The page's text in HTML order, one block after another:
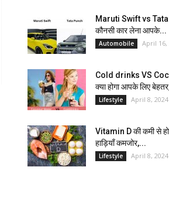
Maruti Swift vs
कौनसी कार लेना आपके...
Automobile April 16,
Cold drinks VS
क्या होगा आपके लिए
Lifestyle April 8, 2024
Vitamin D की कमी से हो
हाड़ियाँ कमजोर,...
Lifestyle April 8, 2024